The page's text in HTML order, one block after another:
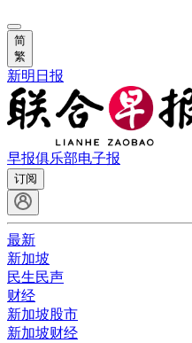
简
繁
新明日报
早报俱乐部电子报
订阅
最新
新加坡
民生民声
财经
新加坡股市
新加坡财经